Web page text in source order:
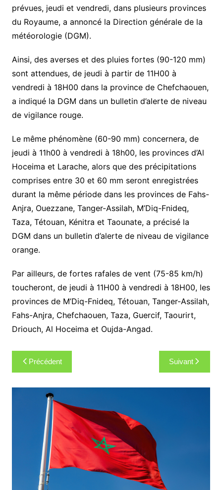
prévues, jeudi et vendredi, dans plusieurs provinces
du Royaume, a annoncé la Direction générale de la
météorologie (DGM).
Ainsi, des averses et des pluies fortes (90-120 mm)
sont attendues, de jeudi à partir de 11H00 à
vendredi à 18H00 dans la province de Chefchaouen,
a indiqué la DGM dans un bulletin d’alerte de niveau
de vigilance rouge.
Le même phénomène (60-90 mm) concernera, de
jeudi à 11h00 à vendredi à 18h00, les provinces d’Al
Hoceima et Larache, alors que des précipitations
comprises entre 30 et 60 mm seront enregistrées
durant la même période dans les provinces de Fahs-
Anjra, Ouezzane, Tanger-Assilah, M’Diq-Fnideq,
Taza, Tétouan, Kénitra et Taounate, a précisé la
DGM dans un bulletin d’alerte de niveau de vigilance
orange.
Par ailleurs, de fortes rafales de vent (75-85 km/h)
toucheront, de jeudi à 11H00 à vendredi à 18H00, les
provinces de M’Diq-Fnideq, Tétouan, Tanger-Assilah,
Fahs-Anjra, Chefchaouen, Taza, Guercif, Taourirt,
Driouch, Al Hoceima et Oujda-Angad.
Navigation
de
l’article
Précédent Suivant